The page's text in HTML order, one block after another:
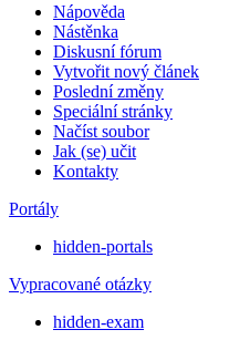
Nápověda
Nástěnka
Diskusní fórum
Vytvořit nový článek
Poslední změny
Speciální stránky
Načíst soubor
Jak (se) učit
Kontakty
Portály
hidden-portals
Vypracované otázky
hidden-exam